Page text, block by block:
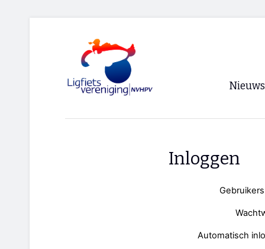
Nieuws
Inloggen
Automatisch